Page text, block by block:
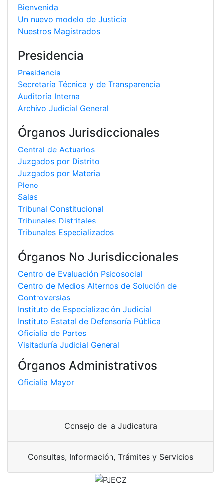
Bienvenida
Un nuevo modelo de Justicia
Nuestros Magistrados
Presidencia
Presidencia
Secretaría Técnica y de Transparencia
Auditoría Interna
Archivo Judicial General
Órganos Jurisdiccionales
Central de Actuarios
Juzgados por Distrito
Juzgados por Materia
Pleno
Salas
Tribunal Constitucional
Tribunales Distritales
Tribunales Especializados
Órganos No Jurisdiccionales
Centro de Evaluación Psicosocial
Centro de Medios Alternos de Solución de
Controversias
Instituto de Especialización Judicial
Instituto Estatal de Defensoría Pública
Oficialía de Partes
Visitaduría Judicial General
Órganos Administrativos
Oficialía Mayor
Consejo de la Judicatura
Consultas, Información, Trámites y Servicios